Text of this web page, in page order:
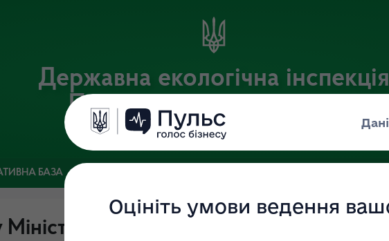
Державна екологічна інспекція
Придніпровського округу
Офіційний веб-портал Державної екологічної інспекції України
БАЗА
України від 28.08.2013 № 808